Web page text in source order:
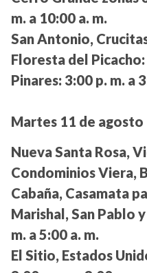
m. a 10:00 a. m.
San Antonio,
Floresta del Picacho:
Pinares: 3:00 p. m. a
Martes 11 de agosto
Nueva Santa Rosa,
Condominios Viera,
Cabaña, Casamata
Marishal, San Pablo
m. a 5:00 a. m.
El Sitio, Estados